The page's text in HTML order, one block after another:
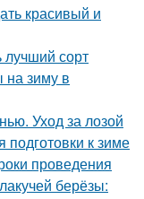
красивый и
лучший сорт
на зиму в
Уход за лозой
к зиме
проведения
берёзы: